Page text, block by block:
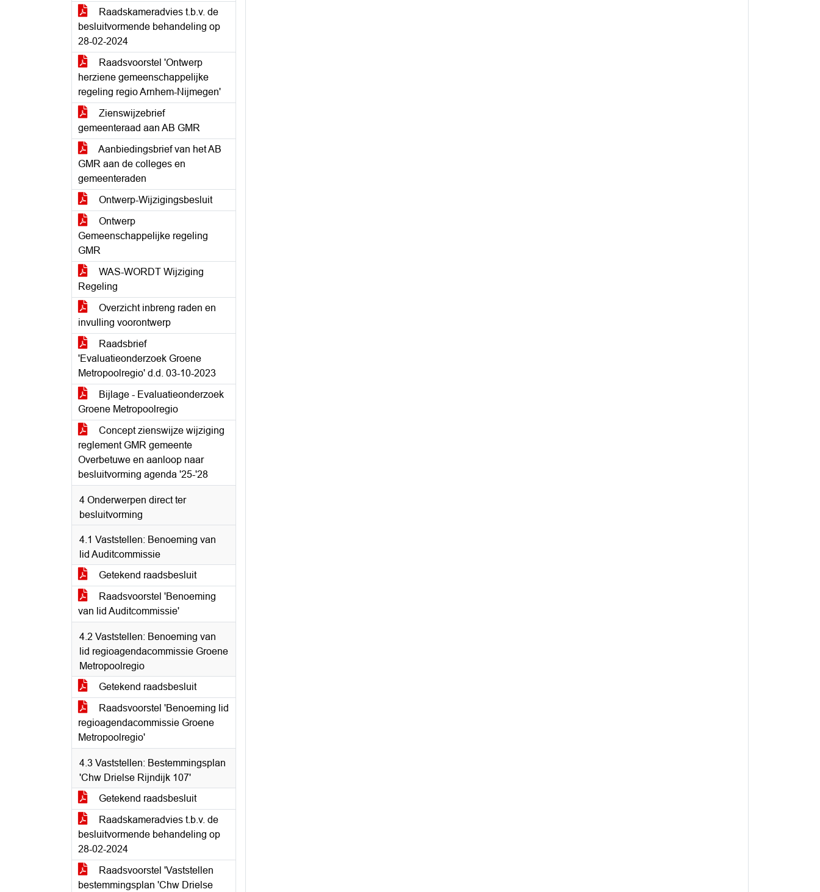
Raadskameradvies t.b.v. de
besluitvormende behandeling op
28-02-2024
Raadsvoorstel 'Ontwerp
herziene gemeenschappelijke
regeling regio Arnhem-Nijmegen'
Zienswijzebrief
gemeenteraad aan AB GMR
Aanbiedingsbrief van het AB
GMR aan de colleges en
gemeenteraden
Ontwerp-Wijzigingsbesluit
Ontwerp
Gemeenschappelijke regeling
GMR
WAS-WORDT Wijziging
Regeling
Overzicht inbreng raden en
invulling voorontwerp
Raadsbrief
'Evaluatieonderzoek Groene
Metropoolregio' d.d. 03-10-2023
Bijlage - Evaluatieonderzoek
Groene Metropoolregio
Concept zienswijze wijziging
reglement GMR gemeente
Overbetuwe en aanloop naar
besluitvorming agenda '25-'28
4 Onderwerpen direct ter
besluitvorming
4.1 Vaststellen: Benoeming van
lid Auditcommissie
Getekend raadsbesluit
Raadsvoorstel 'Benoeming
van lid Auditcommissie'
4.2 Vaststellen: Benoeming van
lid regioagendacommissie Groene
Metropoolregio
Getekend raadsbesluit
Raadsvoorstel 'Benoeming lid
regioagendacommissie Groene
Metropoolregio'
4.3 Vaststellen: Bestemmingsplan
'Chw Drielse Rijndijk 107'
Getekend raadsbesluit
Raadskameradvies t.b.v. de
besluitvormende behandeling op
28-02-2024
Raadsvoorstel 'Vaststellen
bestemmingsplan 'Chw Drielse